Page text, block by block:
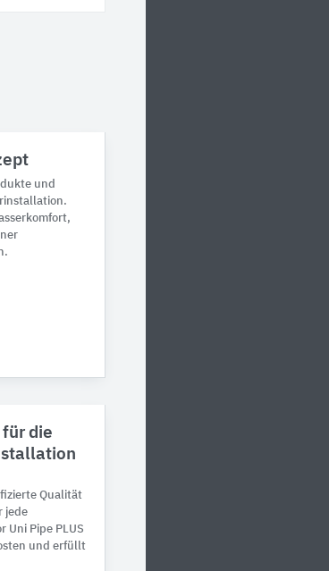
und
die
Qualität
jede
Uni Pipe PLUS
und erfüllt